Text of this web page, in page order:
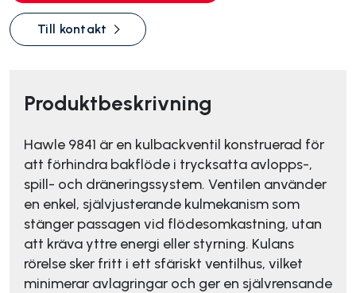
Till kontakt
Produktbeskrivning
Hawle 9841 är en kulbackventil konstruerad för
att förhindra bakflöde i trycksatta avlopps-,
spill- och dräneringssystem. Ventilen använder
en enkel, självjusterande kulmekanism som
stänger passagen vid flödesomkastning, utan
att kräva yttre energi eller styrning. Kulans
rörelse sker fritt i ett sfäriskt ventilhus, vilket
minimerar avlagringar och ger en självrensande